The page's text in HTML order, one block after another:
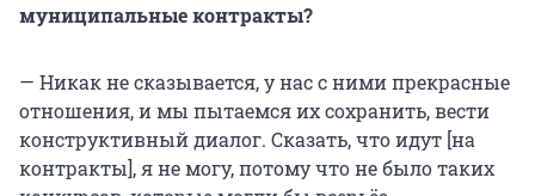
муниципальные контракты?
— Никак не сказывается, у нас с ними прекрасные
отношения, и мы пытаемся их сохранить, вести
конструктивный диалог. Сказать, что идут [на
контракты], я не могу, потому что не было таких